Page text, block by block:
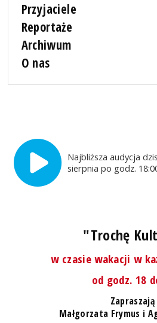
Przyjaciele
Reportaże
Archiwum
O nas
Najbliższa audycja
sierpnia po godz.
"Trochę
w czasie wakacji w
od godz. 18
Zapraszają
Małgorzata Frymus i